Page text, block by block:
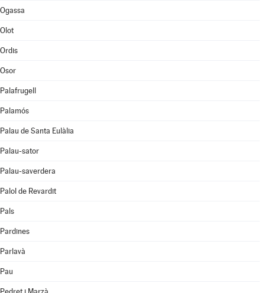
Ogassa
Olot
Ordis
Osor
Palafrugell
Palamós
Palau de Santa Eulàlia
Palau-sator
Palau-saverdera
Palol de Revardit
Pals
Pardines
Parlavà
Pau